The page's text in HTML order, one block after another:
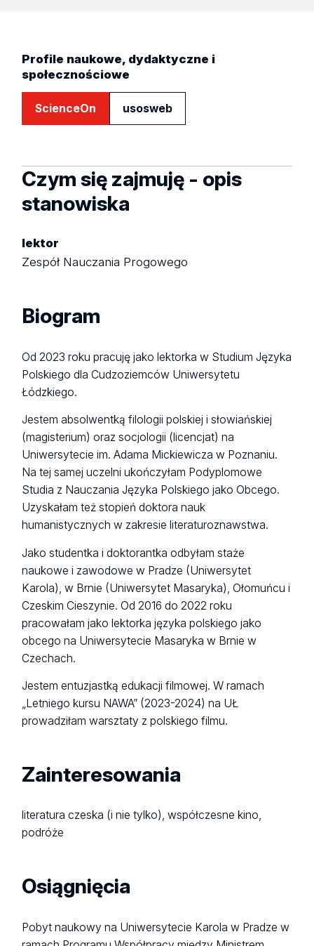
Profile naukowe, dydaktyczne i
społecznościowe
ScienceOn usosweb
Czym się zajmuję - opis
stanowiska
lektor
Zespół Nauczania Progowego
Biogram
Od 2023 roku pracuję jako lektorka w Studium Języka
Polskiego dla Cudzoziemców Uniwersytetu
Łódzkiego.
Jestem absolwentką filologii polskiej i słowiańskiej
(magisterium) oraz socjologii (licencjat) na
Uniwersytecie im. Adama Mickiewicza w Poznaniu.
Na tej samej uczelni ukończyłam Podyplomowe
Studia z Nauczania Języka Polskiego jako Obcego.
Uzyskałam też stopień doktora nauk
humanistycznych w zakresie literaturoznawstwa.
Jako studentka i doktorantka odbyłam staże
naukowe i zawodowe w Pradze (Uniwersytet
Karola), w Brnie (Uniwersytet Masaryka), Ołomuńcu i
Czeskim Cieszynie. Od 2016 do 2022 roku
pracowałam jako lektorka języka polskiego jako
obcego na Uniwersytecie Masaryka w Brnie w
Czechach.
Jestem entuzjastką edukacji filmowej. W ramach
„Letniego kursu NAWA” (2023-2024) na UŁ
prowadziłam warsztaty z polskiego filmu.
Zainteresowania
literatura czeska (i nie tylko), współczesne kino,
podróże
Osiągnięcia
Pobyt naukowy na Uniwersytecie Karola w Pradze w